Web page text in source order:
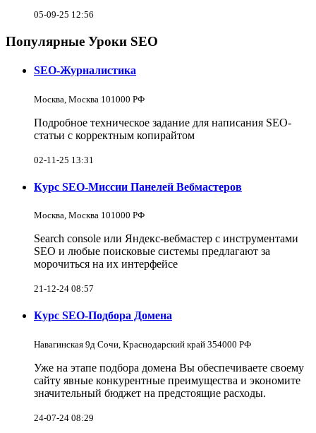
05-09-25 12:56
Популярные Уроки SEO
SEO-Журналистика
Москва, Москва 101000 РФ
Подробное техническое задание для написания SEO-
статьи с корректным копирайтом
02-11-25 13:31
Курс SEO-Миссии Панелей Вебмастеров
Москва, Москва 101000 РФ
Search console или Яндекс-вебмастер с инструментами
SEO и любые поисковые системы предлагают за
морочиться на их интерфейсе
21-12-24 08:57
Курс SEO-Подбора Домена
Навагинская 9д Сочи, Краснодарский край 354000 РФ
Уже на этапе подбора домена Вы обеспечиваете своему
сайту явные конкурентные преимущества и экономите
значительный бюджет на предстоящие расходы.
24-07-24 08:29